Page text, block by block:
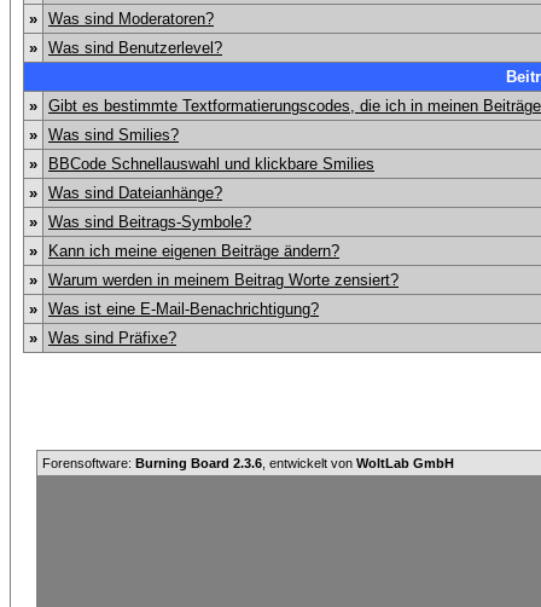
» Was sind Moderatoren?
» Was sind Benutzerlevel?
» Gibt es bestimmte Textformatierungscodes, die ich in meinen
» Was sind Smilies?
»
BBCode Schnellauswahl und klickbare Smilies
» Was sind Dateianhänge?
» Was sind Beitrags-Symbole?
»
Kann ich meine eigenen Beiträge ändern?
» Warum werden in meinem Beitrag Worte zensiert?
» Was ist eine E-Mail-Benachrichtigung?
» Was sind Präfixe?
Forensoftware: Burning Board 2.3.6 , entwickelt von WoltLab GmbH